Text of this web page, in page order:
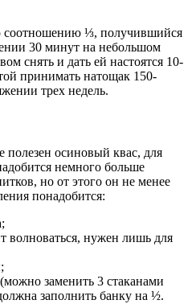
соотношению ⅓, получившийся
30 минут на небольшом
снять и дать ей настоятся 10-
принимать натощак 150-
трех недель.
полезен осиновый квас, для
немного больше
но от этого он не менее
понадобится:
волноваться, нужен лишь для
заменить 3 стаканами
заполнить банку на ½.